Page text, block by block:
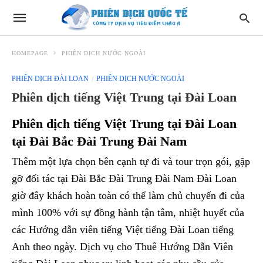
HOMEPAGE PHIÊN DỊCH NƯỚC NGOÀI
PHIÊN DỊCH ĐÀI LOAN PHIÊN DỊCH NƯỚC NGOÀI
Phiên dịch tiếng Việt Trung tại Đài Loan
Phiên dịch tiếng Việt Trung tại Đài Loan
tại Đài Bắc Đài Trung Đài Nam
Thêm một lựa chọn bên cạnh tự đi và tour trọn gói, gặp
gỡ đối tác tại Đài Bắc Đài Trung Đài Nam Đài Loan
giờ đây khách hoàn toàn có thể làm chủ chuyến đi của
mình 100% với sự đồng hành tận tâm, nhiệt huyết của
các Hướng dẫn viên tiếng Việt tiếng Đài Loan tiếng
Anh theo ngày. Dịch vụ cho Thuê Hướng Dẫn Viên